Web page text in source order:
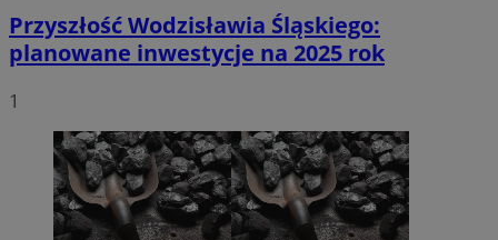
Przyszłość Wodzisławia Śląskiego:
planowane inwestycje na 2025 rok
1